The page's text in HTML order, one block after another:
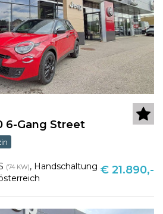
6-Gang Street
(74 KW), Handschaltung € 21.890,-